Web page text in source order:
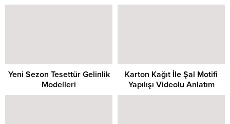
Yeni Sezon Tesettür Gelinlik
Modelleri
Karton Kağıt İle Şal Motifi
Yapılışı Videolu Anlatım